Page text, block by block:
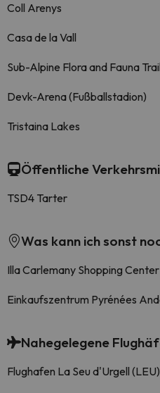
Coll Arenys
Casa de la Vall
Sub-Alpine Flora and Fauna Trail
Devk-Arena (Fußballstadion)
Tristaina Lakes
Öffentliche
TSD4 Tarter
Was kann ich sonst
Illa Carlemany Shopping Center
Einkaufszentrum Pyrénées
Nahegelegene
Flughafen La Seu d'Urgell (LEU)